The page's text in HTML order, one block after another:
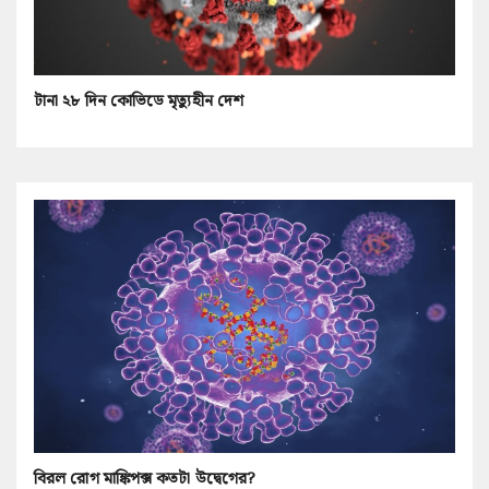
টানা ২৮ দিন কোভিডে মৃত্যুহীন দেশ
বিরল রোগ মাঙ্কিপক্স কতটা উদ্বেগের?